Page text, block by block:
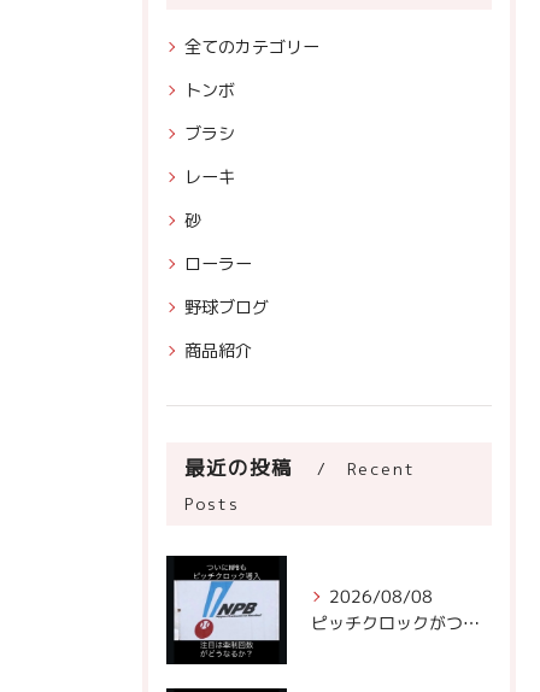
全てのカテゴリー
トンボ
ブラシ
レーキ
砂
ローラー
野球ブログ
商品紹介
最近の投稿
Recent
Posts
2026/08/08
ピッチクロックがついにNPBに!